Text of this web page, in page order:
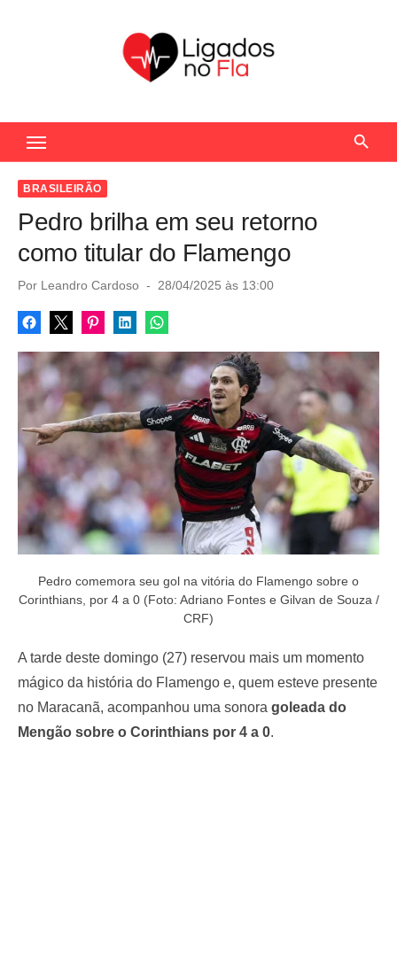
c
BRASILEIRÃO
Pedro brilha em seu retorno
como titular do Flamengo
Por Leandro Cardoso
P
s
t
d
n
28/04/2025 às 13:00
Pedro comemora seu gol na vitória do Flamengo sobre o
Corinthians, por 4 a 0 (Foto: Adriano Fontes e Gilvan de Souza /
CRF)
A tarde deste domingo (27) reservou mais um momento
mágico da história do Flamengo e, quem esteve presente
no Maracanã, acompanhou uma sonora goleada do
Mengão sobre o Corinthians por 4 a 0.